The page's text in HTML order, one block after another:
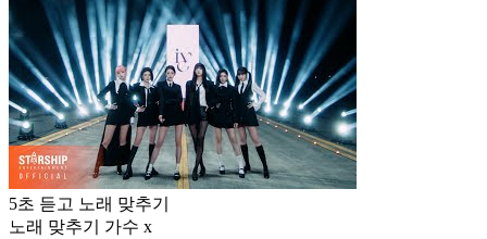
5초 듣고 노래 맞추기
노래 맞추기 가수 x